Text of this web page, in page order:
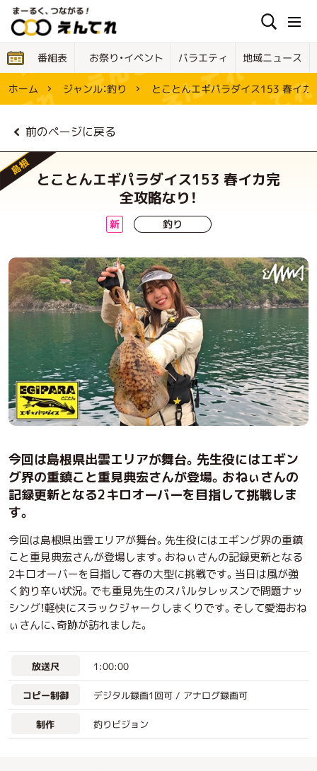
番組表 お祭り・イベント バラエティ 地域ニュース
ホーム ジャンル：釣り とことんエギパラダイス153 春イカ
前のページに戻る
島根
とことんエギパラダイス153 春イカ完
全攻略なり！
新 釣り
今回は島根県出雲エリアが舞台。先生役にはエギン
グ界の重鎮こと重見典宏さんが登場。おねぃさんの
記録更新となる2キロオーバーを目指して挑戦しま
す。
今回は島根県出雲エリアが舞台。先生役にはエギング界の重鎮
こと重見典宏さんが登場します。おねぃさんの記録更新となる
2キロオーバーを目指して春の大型に挑戦です。当日は風が強
く釣り辛い状況。でも重見先生のスパルタレッスンで問題ナッ
シング！軽快にスラックジャークしまくりです。そして愛海おね
ぃさんに、奇跡が訪れました。
放送尺 1:00:00
コピー制御 デジタル録画1回可 / アナログ録画可
制作 釣りビジョン